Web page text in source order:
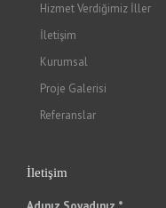
Hizmet Verdiğimiz İller
İletişim
Kurumsal
Proje Galerisi
Referanslar
İletişim